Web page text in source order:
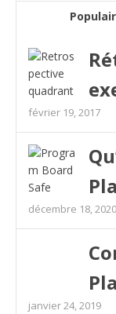
février 19, 2017
décembre 18, 2020
janvier 24, 2019